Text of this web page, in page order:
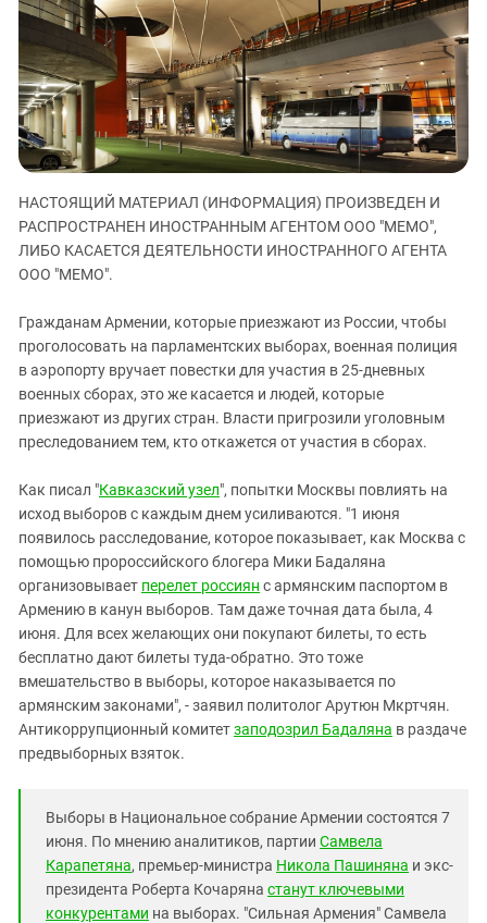
ЗАСТАВЛЯЕТ
КАВКАЗ ЗА ПАЛЕСТИНУ
ИНАКОМЫСЛИЕ В ЧЕЧНЕ
ПРЕСЛЕДОВАНИЕ АКТИВИСТОВ
МОБИЛИЗАЦИЯ И ПРОТЕСТЫ
Дагестан
Ингушетия
Кабардино-Балкария
Калмыкия
Карачаево-Черкесия
Нагорный Карабах
Российская Федерация
Северная Осетия - Алания
СКФО
Ставропольский край
Чечня
Южный Кавказ
ЮФО
НАСТОЯЩИЙ МАТЕРИАЛ (ИНФОРМАЦИЯ) ПРОИЗВЕДЕН И
РАСПРОСТРАНЕН ИНОСТРАННЫМ АГЕНТОМ ООО "МЕМО",
ЛИБО КАСАЕТСЯ ДЕЯТЕЛЬНОСТИ ИНОСТРАННОГО АГЕНТА
ООО "МЕМО".
Гражданам Армении, которые приезжают из России, чтобы
проголосовать на парламентских выборах, военная полиция
в аэропорту вручает повестки для участия в 25-дневных
военных сборах, это же касается и людей, которые
приезжают из других стран. Власти пригрозили уголовным
преследованием тем, кто откажется от участия в сборах.
Как писал "Кавказский узел", попытки Москвы повлиять на
исход выборов с каждым днем усиливаются. "1 июня
появилось расследование, которое показывает, как Москва с
помощью пророссийского блогера Мики Бадаляна
организовывает перелет россиян с армянским паспортом в
Армению в канун выборов. Там даже точная дата была, 4
июня. Для всех желающих они покупают билеты, то есть
бесплатно дают билеты туда-обратно. Это тоже
вмешательство в выборы, которое наказывается по
армянским законами", - заявил политолог Арутюн Мкртчян.
Антикоррупционный комитетзаподозрил Бадаляна в раздаче
предвыборных взяток.
Выборы в Национальное собрание Армении состоятся 7
июня. По мнению аналитиков, партии Самвела
Карапетяна, премьер-министра Никола Пашиняна и экс-
президента Роберта Кочаряна станут ключевыми
конкурентами на выборах. "Сильная Армения" Самвела